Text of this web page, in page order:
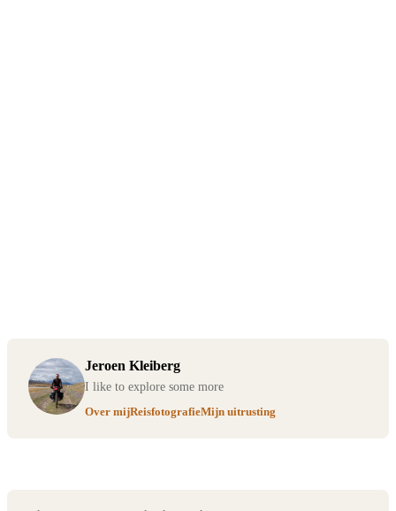
Jeroen Kleiberg
I like to explore some more
Over mijReisfotografieMijn uitrusting